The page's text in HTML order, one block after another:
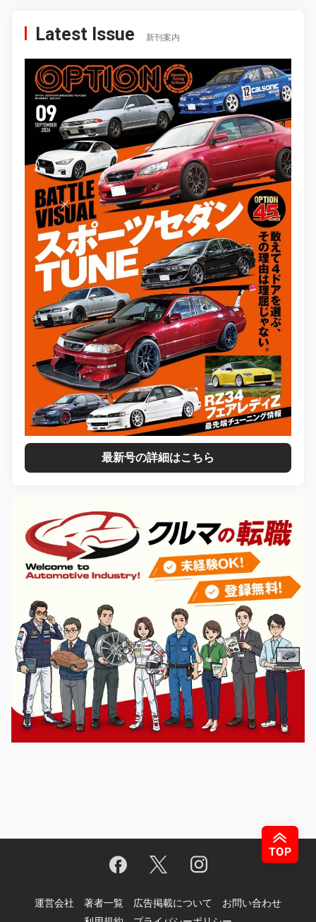
Latest Issue 新刊案内
最新号の詳細はこちら
運営会社 著者一覧 広告掲載について
お問い合わせ